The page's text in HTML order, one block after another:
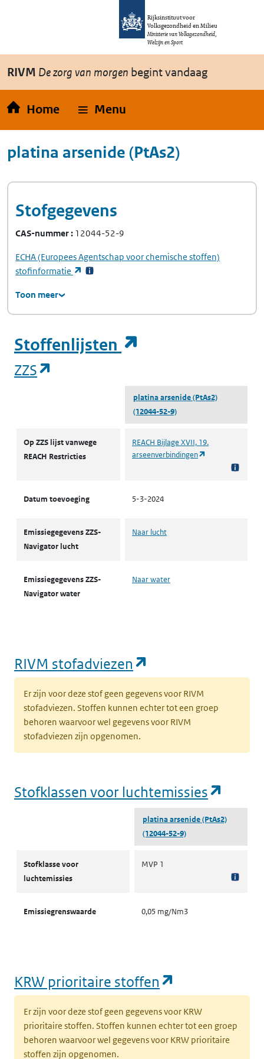
Overslaan en naar de inhoud gaan
Rijksinstituut voor
Volksgezondheid en Milieu
Ministerie van Volksgezondheid,
Welzijn en Sport
RIVM De zorg van morgen begint vandaag
Home Menu
platina arsenide (PtAs2)
Stofgegevens
CAS-nummer 12044-52-9
ECHA(Europees Agentschap voor chemische stoffen)
stofinformatie
(opent in een nieuw tabblad)
Toon meer
Stoffenlijsten
ZZS
platina arsenide (PtAs2)
(12044-52-9)
Op ZZS lijst vanwege
REACH Restricties
REACH Bijlage XVII, 19.
arseenverbindingen
Datum toevoeging 5-3-2024
Emissiegegevens ZZS-
Navigator lucht
Naar lucht
Emissiegegevens ZZS-
Navigator water
Naar water
RIVM stofadviezen
Er zijn voor deze stof geen gegevens voor RIVM
stofadviezen. Stoffen kunnen echter tot een groep
behoren waarvoor wel gegevens voor RIVM
stofadviezen zijn opgenomen.
Stofklassen voor luchtemissies
platina arsenide (PtAs2)
(12044-52-9)
Stofklasse voor
luchtemissies
MVP 1
Emissiegrenswaarde 0,05 mg/Nm3
KRW prioritaire stoffen
Er zijn voor deze stof geen gegevens voor KRW
prioritaire stoffen. Stoffen kunnen echter tot een groep
behoren waarvoor wel gegevens voor KRW prioritaire
stoffen zijn opgenomen.